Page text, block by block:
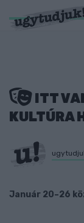
ITT
KULTÚRA
Január 20–26